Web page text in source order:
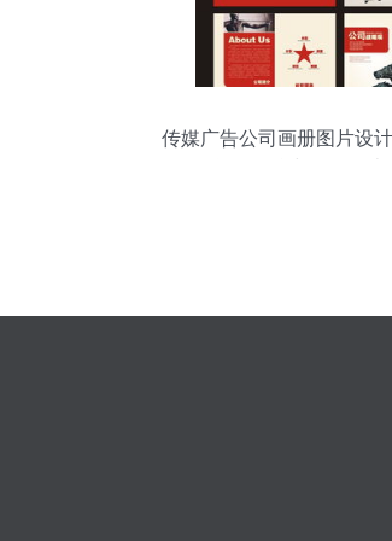
传媒广告公司画册图片设